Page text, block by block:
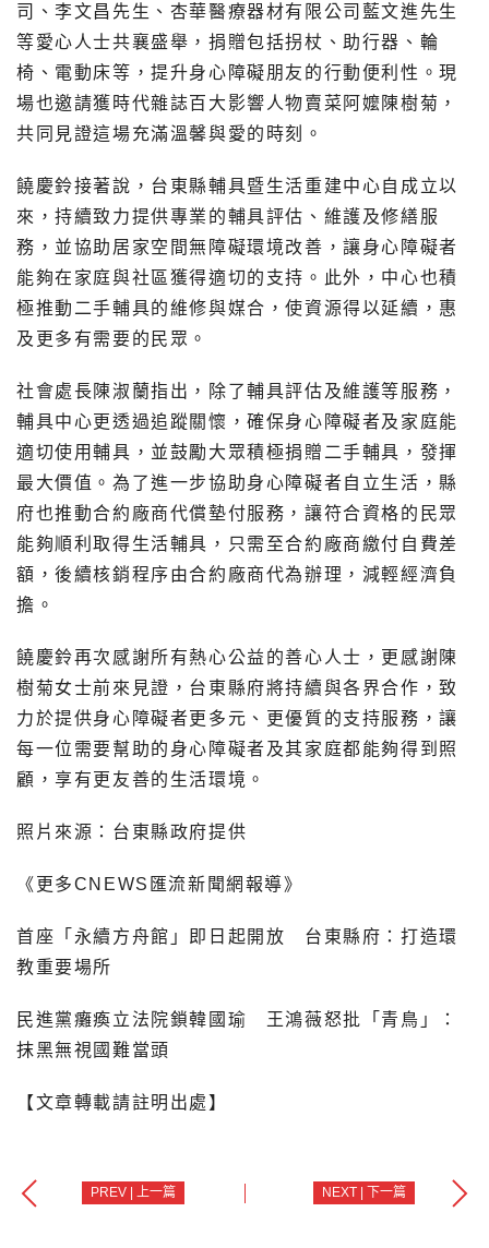
司、李文昌先生、杏華醫療器材有限公司藍文進先生
等愛心人士共襄盛舉，捐贈包括拐杖、助行器、輪
椅、電動床等，提升身心障礙朋友的行動便利性。現
場也邀請獲時代雜誌百大影響人物賣菜阿嬤陳樹菊，
共同見證這場充滿溫馨與愛的時刻。
饒慶鈴接著說，台東縣輔具暨生活重建中心自成立以
來，持續致力提供專業的輔具評估、維護及修繕服
務，並協助居家空間無障礙環境改善，讓身心障礙者
能夠在家庭與社區獲得適切的支持。此外，中心也積
極推動二手輔具的維修與媒合，使資源得以延續，惠
及更多有需要的民眾。
社會處長陳淑蘭指出，除了輔具評估及維護等服務，
輔具中心更透過追蹤關懷，確保身心障礙者及家庭能
適切使用輔具，並鼓勵大眾積極捐贈二手輔具，發揮
最大價值。為了進一步協助身心障礙者自立生活，縣
府也推動合約廠商代償墊付服務，讓符合資格的民眾
能夠順利取得生活輔具，只需至合約廠商繳付自費差
額，後續核銷程序由合約廠商代為辦理，減輕經濟負
擔。
饒慶鈴再次感謝所有熱心公益的善心人士，更感謝陳
樹菊女士前來見證，台東縣府將持續與各界合作，致
力於提供身心障礙者更多元、更優質的支持服務，讓
每一位需要幫助的身心障礙者及其家庭都能夠得到照
顧，享有更友善的生活環境。
照片來源：台東縣政府提供
《更多CNEWS匯流新聞網報導》
首座「永續方舟館」即日起開放 台東縣府：打造環
教重要場所
民進黨癱瘓立法院鎖韓國瑜 王鴻薇怒批「青鳥」：
抹黑無視國難當頭
【文章轉載請註明出處】
PREV | 上一篇 NEXT | 下一篇